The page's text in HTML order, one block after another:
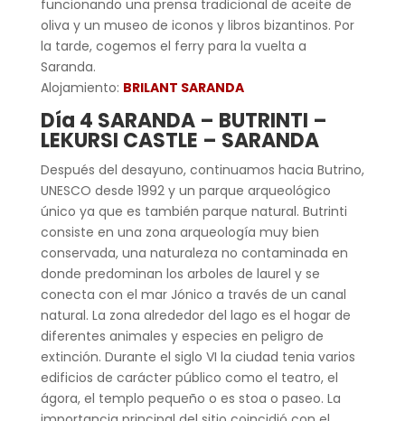
funcionando una prensa tradicional de aceite de
oliva y un museo de iconos y libros bizantinos. Por
la tarde, cogemos el ferry para la vuelta a
Saranda.
Alojamiento: BRILANT SARANDA
Día 4 SARANDA – BUTRINTI –
LEKURSI CASTLE – SARANDA
Después del desayuno, continuamos hacia Butrino,
UNESCO desde 1992 y un parque arqueológico
único ya que es también parque natural. Butrinti
consiste en una zona arqueología muy bien
conservada, una naturaleza no contaminada en
donde predominan los arboles de laurel y se
conecta con el mar Jónico a través de un canal
natural. La zona alrededor del lago es el hogar de
diferentes animales y especies en peligro de
extinción. Durante el siglo VI la ciudad tenia varios
edificios de carácter público como el teatro, el
ágora, el templo pequeño o es stoa o paseo. La